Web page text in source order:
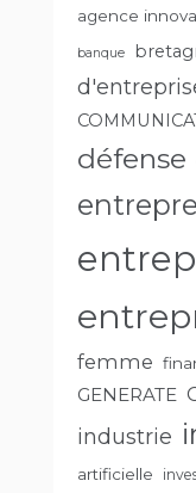
agence
banque
défense
femme
GENERATE
industrie
artificielle